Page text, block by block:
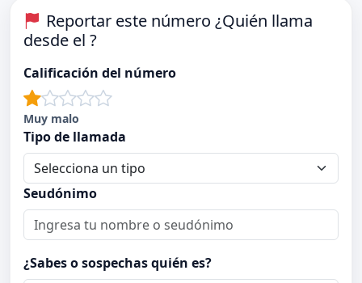
Reportar este número ¿Quién llama
desde el ?
Calificación del número
Muy malo
Tipo de llamada
Seudónimo
¿Sabes o sospechas quién es?